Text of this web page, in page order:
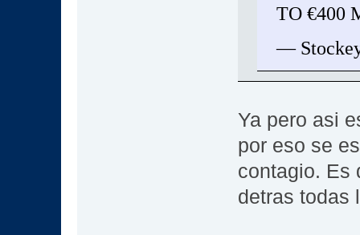
TO €400
—
Ya pero asi
por eso se
contagio. Es
detras todas